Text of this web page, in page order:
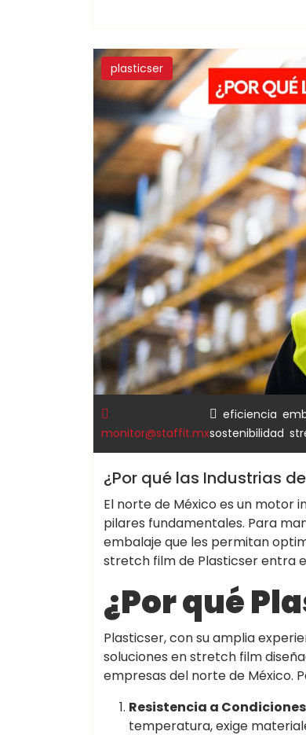
plasticser
monitor@staffit.mx
eficiencia
sostenibilidad
¿Por qué las Industrias
El norte de México es un motor
pilares fundamentales. Para
embalaje que les permitan
stretch film de Plasticser entra
¿Por qué
Plasticser, con su amplia
soluciones en stretch film
empresas del norte de México.
Resistencia a
temperatura, exige